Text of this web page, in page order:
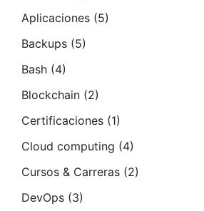
Aplicaciones (5)
Backups (5)
Bash (4)
Blockchain (2)
Certificaciones (1)
Cloud computing (4)
Cursos & Carreras (2)
DevOps (3)